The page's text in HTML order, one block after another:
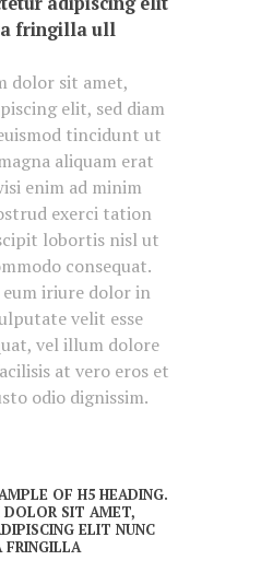
fringilla ull
dolor sit amet,
elit, sed diam
tincidunt ut
aliquam erat
enim ad minim
exerci tation
lobortis nisl ut
consequat.
eum iriure dolor in
velit esse
vel illum dolore
at vero eros et
odio dignissim.
OF H5 HEADING.
DOLOR SIT AMET,
ELIT NUNC
FRINGILLA